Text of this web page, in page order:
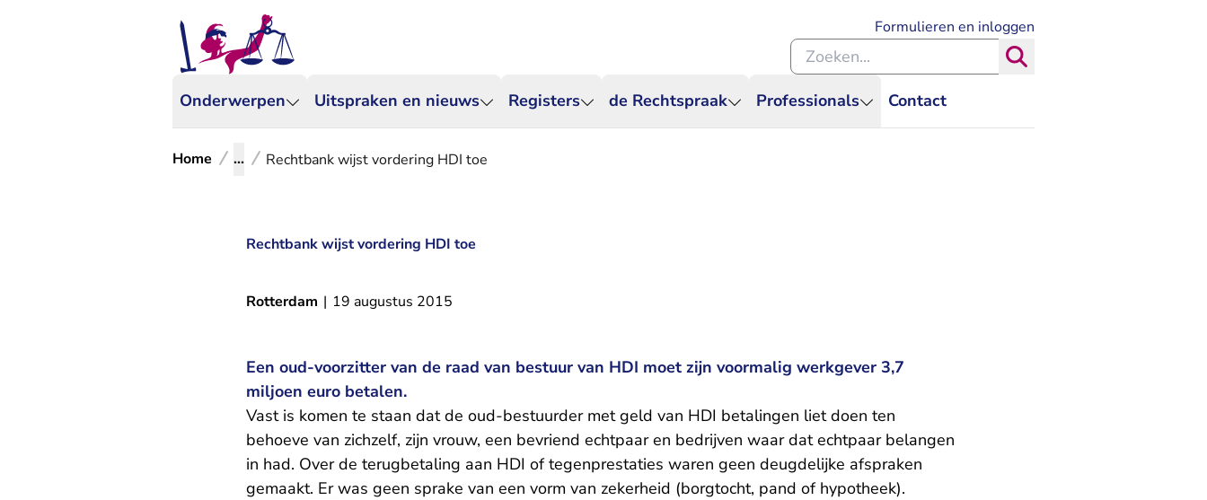
Onderwerpen Uitspraken en nieuws Registers de Rechtspraak Professionals Contact
Formulieren en inloggen
Zoeken binnen de Rechtspraak
Home ... Rechtbank wijst vordering HDI toe
Rechtbank wijst vordering HDI toe
Rotterdam | 19 augustus 2015
Een oud-voorzitter van de raad van bestuur van HDI moet zijn voormalig werkgever 3,7
miljoen euro betalen.
Vast is komen te staan dat de oud-bestuurder met geld van HDI betalingen liet doen ten
behoeve van zichzelf, zijn vrouw, een bevriend echtpaar en bedrijven waar dat echtpaar belangen
in had. Over de terugbetaling aan HDI of tegenprestaties waren geen deugdelijke afspraken
gemaakt. Er was geen sprake van een vorm van zekerheid (borgtocht, pand of hypotheek).